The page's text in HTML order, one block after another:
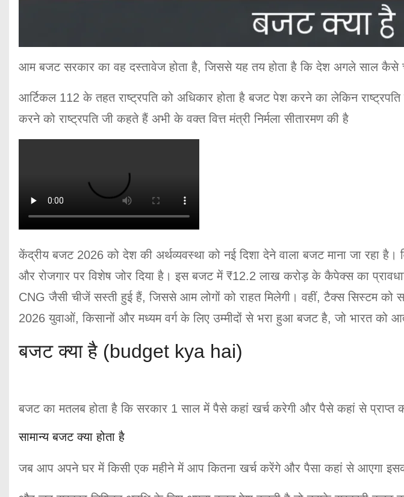
आम बजट सरकार का वह दस्तावेज होता है, जिससे यह तय होता है कि देश अगले साल कैसे
आर्टिकल 112 के तहत राष्ट्रपति को अधिकार होता है बजट पेश करने का लेकिन
करने को राष्ट्रपति जी कहते हैं अभी के वक्त वित्त मंत्री निर्मला सीतारमण की है
केंद्रीय बजट 2026 को देश की अर्थव्यवस्था को नई दिशा देने वाला बजट माना जा रहा
और रोजगार पर विशेष जोर दिया है। इस बजट में ₹12.2 लाख करोड़ के कैपेक्स का
CNG जैसी चीजें सस्ती हुई हैं, जिससे आम लोगों को राहत मिलेगी। वहीं, टैक्स सिस्टम
2026 युवाओं, किसानों और मध्यम वर्ग के लिए उम्मीदों से भरा हुआ बजट है, जो भारत को
बजट क्या है (budget kya hai)
बजट का मतलब होता है कि सरकार 1 साल में पैसे कहां खर्च करेगी और पैसे कहां से
सामान्य बजट क्या होता है
जब आप अपने घर में किसी एक महीने में आप कितना खर्च करेंगे और पैसा कहां से आएगा